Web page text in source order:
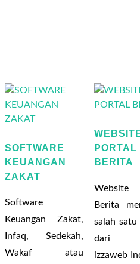
SOFTWARE
KEUANGAN
ZAKAT
Software
Keuangan Zakat,
Infaq, Sedekah,
Wakaf atau
PORTAL
BERITA
Website
Berita
salah satu
dari
izzaweb